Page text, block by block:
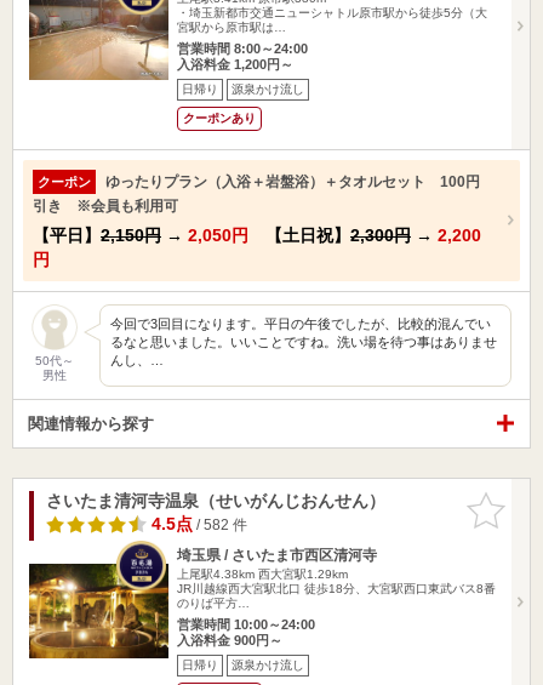
・埼玉新都市交通ニューシャトル原市駅から徒歩5分（大
宮駅から原市駅は…
営業時間 8:00～24:00
入浴料金 1,200円～
日帰り 源泉かけ流し
クーポンあり
クーポン
ゆったりプラン（入浴＋岩盤浴）＋タオルセット 100円
引き ※会員も利用可
【平日】 2,150円 → 2,050円 【土日祝】 2,300円 → 2,200
円
50代～
男性
今回で3回目になります。平日の午後でしたが、比較的混んでい
るなと思いました。いいことですね。洗い場を待つ事はありませ
んし、…
関連情報から探す
お気に入
りに追加
さいたま清河寺温泉（せいがんじおんせん）
4.5点/ 582 件
埼玉県 / さいたま市西区清河寺
上尾駅4.38km 西大宮駅1.29km
JR川越線西大宮駅北口 徒歩18分、大宮駅西口東武バス8番
のりば平方…
営業時間 10:00～24:00
入浴料金 900円～
日帰り 源泉かけ流し